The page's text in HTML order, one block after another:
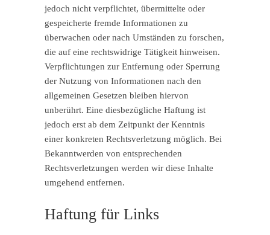
jedoch nicht verpflichtet, übermittelte oder
gespeicherte fremde Informationen zu
überwachen oder nach Umständen zu forschen,
die auf eine rechtswidrige Tätigkeit hinweisen.
Verpflichtungen zur Entfernung oder Sperrung
der Nutzung von Informationen nach den
allgemeinen Gesetzen bleiben hiervon
unberührt. Eine diesbezügliche Haftung ist
jedoch erst ab dem Zeitpunkt der Kenntnis
einer konkreten Rechtsverletzung möglich. Bei
Bekanntwerden von entsprechenden
Rechtsverletzungen werden wir diese Inhalte
umgehend entfernen.
Haftung für Links